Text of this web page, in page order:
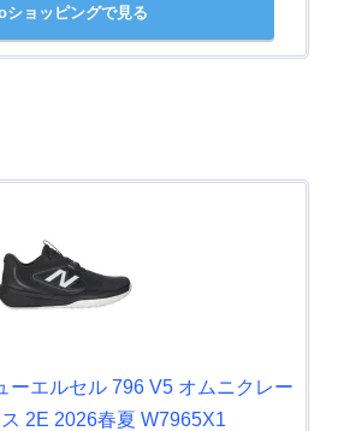
ショッピングで見る
ーエルセル 796 V5 オムニクレー
2E 2026春夏 W7965X1